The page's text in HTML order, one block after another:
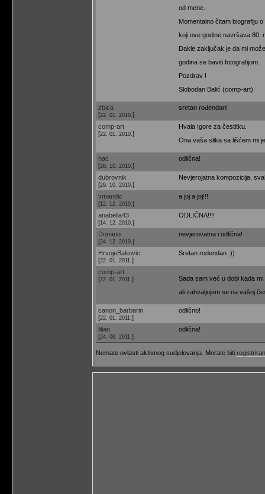
od mene.
Momentalno čitam biografiju
koji ove godine navršava 80.
Dakle zaključak je da mi
godina se baviti fotografijom.
Pozdrav !
Slobodan Balić (comp-art)
zbica
[22. 01. 2010. ]
sretan rođendan!
comp-art
[22. 01. 2010. ]
Hvala Igore za čestitku.
Ona vaša slika sa lišćem mi
hac
[28. 10. 2010. ]
odlična!
dubrovnik
[29. 10. 2010. ]
Nevjerojatna kompozicija,
vmandic
[12. 12. 2010. ]
a joj a joj!!!
anabella43
[14. 12. 2010. ]
ODLIČNA!!!!
Doriano
[24. 12. 2010. ]
nevjerovatna i odlična!
HrvojeBakovic
[22. 01. 2011. ]
Sretan rodendan :))
comp-art
[22. 01. 2011. ]
Sada sam već u dobi kada
ali zahvaljujem se na vašoj
canon_barbarin
[22. 01. 2011. ]
odlično!
lilian
[24. 06. 2011. ]
odlična!
Nemate ovlasti aktivnog sudjelovanja. Morate biti